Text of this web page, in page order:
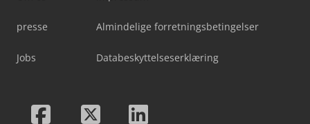
presse
Jobs
Almindelige forretningsbetingelser
Databeskyttelseserklæring